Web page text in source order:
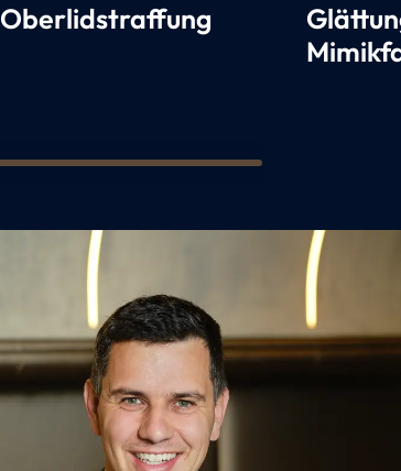
Oberlidstraffung
3